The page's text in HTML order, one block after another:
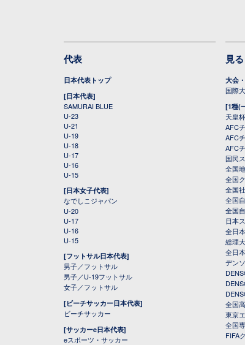
代表
日本代表トップ
[日本代表]
SAMURAI BLUE
U-23
U-21
U-19
U-18
U-17
U-16
U-15
[日本女子代表]
なでしこジャパン
U-20
U-17
U-16
U-15
[フットサル日本代表]
男子／フットサル
男子／U-19フットサル
女子／フットサル
[ビーチサッカー日本代表]
ビーチサッカー
[サッカーe日本代表]
eスポーツ・サッカー
見る
大会
国際
[1種(
天皇
AFC
AFC
AFC
国民
全国
全国
全国
全国
全国
日本
全日
総理
全日
デン
全国
東京
全国
FIFA